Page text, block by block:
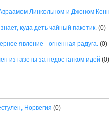
Линкольном и Джоном
куда деть чайный пакетик. (0)
явление - огненная радуга. (0)
из газеты за недостатком идей (0)
Норвегия (0)